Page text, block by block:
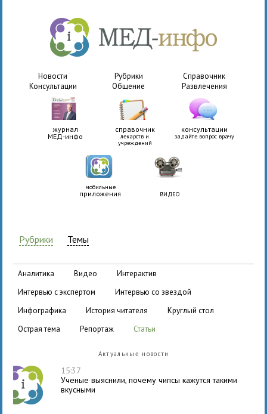
Новости Рубрики
Справочник
Консультации
Общение Развлечения
журнал
МЕД-инфо
справочник
лекарств и
учреждений
консультации
задайте вопрос врачу
мобильные
приложения ВИДЕО
Рубрики Темы
аналитика видео
интерактив
интервью с экспертом
интервью со звездой
инфографика
история читателя
круглый стол
острая тема
репортаж статьи
Актуальные новости
15:37
Ученые выяснили, почему чипсы кажутся такими
вкусными